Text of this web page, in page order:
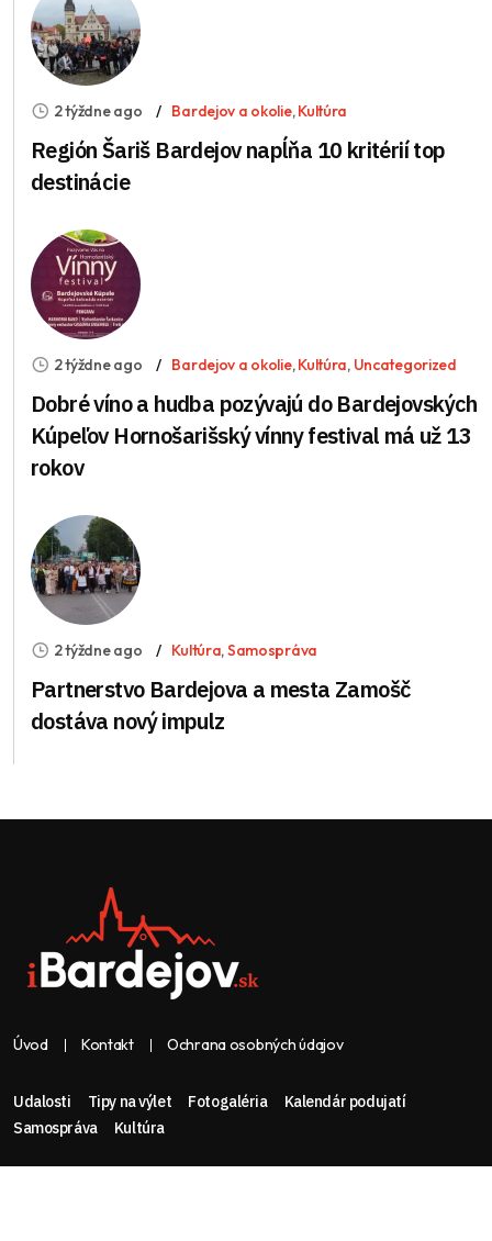
2 týždne ago Bardejov a okolie,Kultúra
Región Šariš Bardejov napĺňa 10 kritérií top
destinácie
2 týždne ago Bardejov a okolie,Kultúra, Uncategorized
Dobré víno a hudba pozývajú do Bardejovských
Kúpeľov Hornošarišský vínny festival má už 13
rokov
2 týždne ago Kultúra,Samospráva
Partnerstvo Bardejova a mesta Zamošč
dostáva nový impulz
Úvod Kontakt Ochrana osobných údajov
Udalosti Tipy na výlet Fotogaléria
Kalendár podujatí
Samospráva
Kultúra